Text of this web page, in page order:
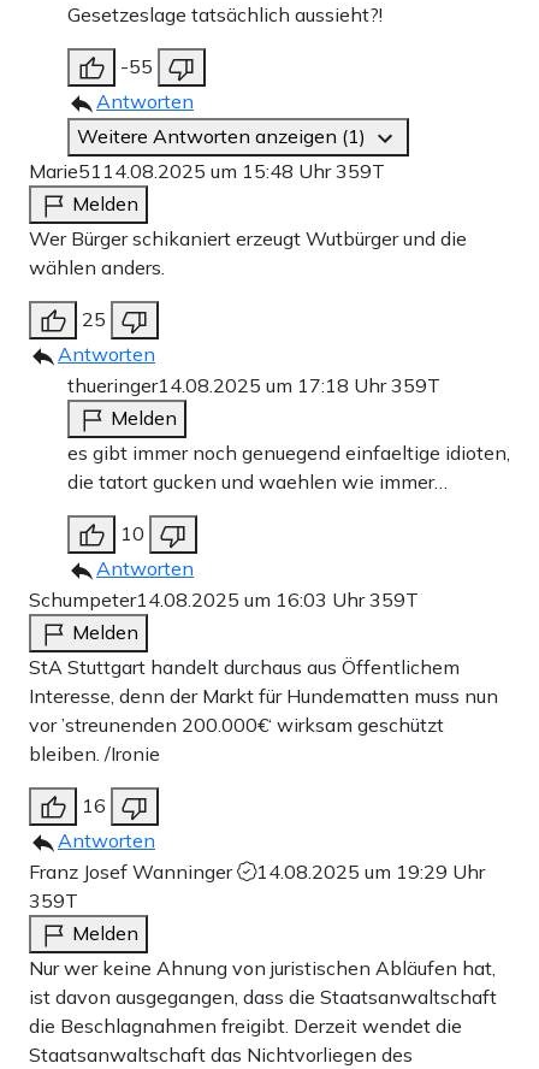
Gesetzeslage tatsächlich aussieht?!
-55
Antworten
Weitere Antworten anzeigen (1)
Marie51 14.08.2025 um 15:48 Uhr359T
Melden
Wer Bürger schikaniert erzeugt Wutbürger und die
wählen anders.
25
Antworten
thueringer14.08.2025 um 17:18 Uhr359T
Melden
es gibt immer noch genuegend einfaeltige idioten,
die tatort gucken und waehlen wie immer…
10
Antworten
Schumpeter14.08.2025 um 16:03 Uhr359T
Melden
StA Stuttgart handelt durchaus aus Öffentlichem
Interesse, denn der Markt für Hundematten muss nun
vor ’streunenden 200.000€‘ wirksam geschützt
bleiben. /Ironie
16
Antworten
Franz Josef Wanninger
14.08.2025 um 19:29 Uhr
359T
Melden
Nur wer keine Ahnung von juristischen Abläufen hat,
ist davon ausgegangen, dass die Staatsanwaltschaft
die Beschlagnahmen freigibt. Derzeit wendet die
Staatsanwaltschaft das Nichtvorliegen des